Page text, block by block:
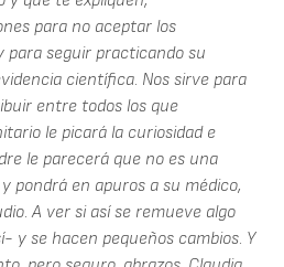
para no aceptar los
para seguir practicando su
científica. Nos sirve para
entre todos los que
le picará la curiosidad e
le parecerá que no es una
pondrá en apuros a su médico,
A ver si así se remueve algo
y se hacen pequeños cambios. Y